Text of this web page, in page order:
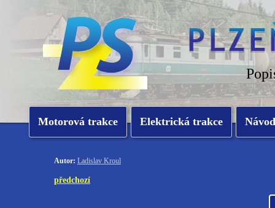
Motorová trakce Elektrická trakce
Autor: Ladislav Kroul
předchozí